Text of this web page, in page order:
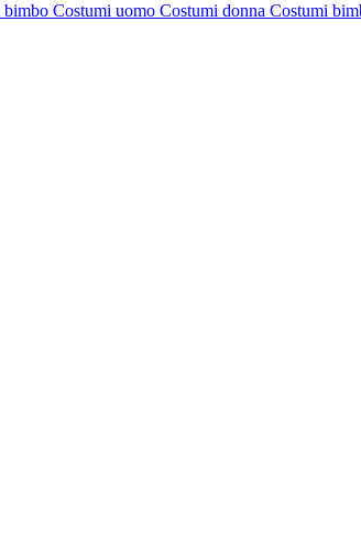
bimbo Costumi uomo Costumi donna Costumi